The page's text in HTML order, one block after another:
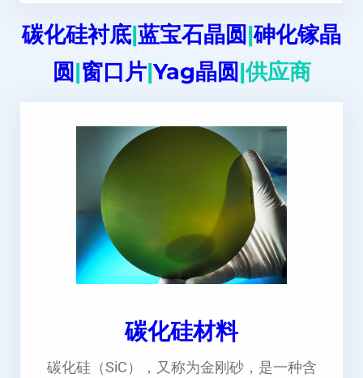
碳化硅衬底|蓝宝石晶圆|砷化镓晶
圆|窗口片|Yag晶圆|供应商
碳化硅材料
碳化硅（SiC），又称为金刚砂，是一种含